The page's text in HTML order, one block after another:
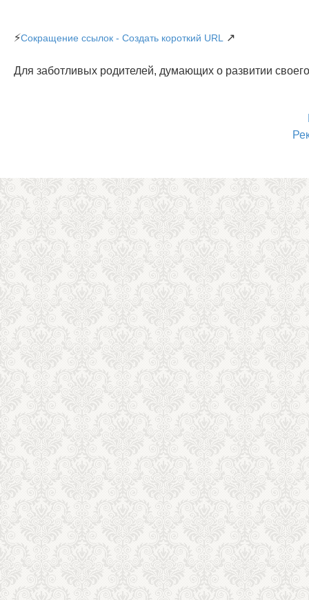
⚡Сокращение ссылок - Создать короткий URL ↗
Для заботливых родителей, думающих о развитии